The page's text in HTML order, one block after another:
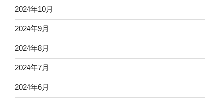
2024年10月
2024年9月
2024年8月
2024年7月
2024年6月